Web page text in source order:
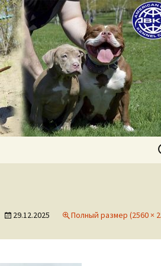
for sale. Worldwide
29.12.2025 Полный размер (2560 ×